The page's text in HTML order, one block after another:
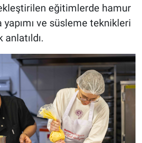
eğitimlerde hamur
yapımı ve süsleme teknikleri